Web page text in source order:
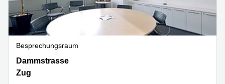
Besprechungsraum
Dammstrasse
19,
Dammstrasse
Zug